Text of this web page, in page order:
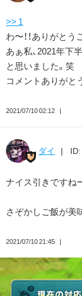
>> 1
わ〜！！ありがとう
あぁ私、2021年下
と思いました。笑
コメントありがと
2021/07/10 02:12
ダイ
ナイス引きですね
さぞかしご飯が美
2021/07/10 21:45